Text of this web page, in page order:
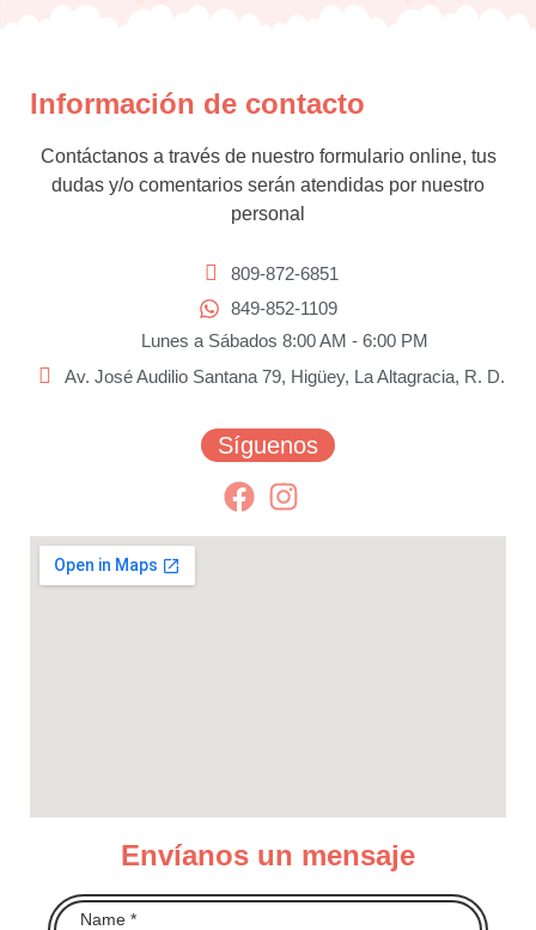
Información de contacto
Contáctanos a través de nuestro formulario online, tus
dudas y/o comentarios serán atendidas por nuestro
personal
809-872-6851
849-852-1109
Lunes a Sábados 8:00 AM - 6:00 PM
Av. José Audilio Santana 79, Higüey, La Altagracia, R. D.
Síguenos
Envíanos un mensaje
Name *